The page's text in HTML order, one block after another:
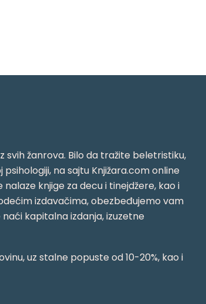
svih žanrova. Bilo da tražite beletristiku,
na sajtu Knjižara.com online
knjige za decu i tinejdžere, kao i
izdavačima, obezbeđujemo vam
kapitalna izdanja, izuzetne
uz stalne popuste od 10-20%, kao i